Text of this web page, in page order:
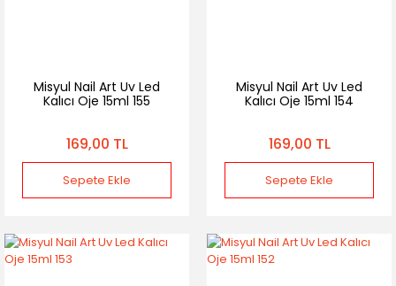
Misyul Nail Art Uv Led
Kalıcı Oje 15ml 155
169,00 TL
Sepete Ekle
Misyul Nail Art Uv Led
Kalıcı Oje 15ml 154
169,00 TL
Sepete Ekle